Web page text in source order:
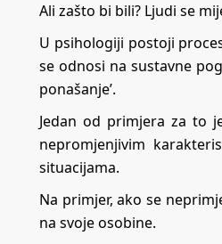
Ali zašto bi bili? Ljudi se
U psihologiji postoji
se odnosi na sustavne
ponašanje’.
Jedan od primjera za to
nepromjenjivim
situacijama.
Na primjer, ako se
na svoje osobine.